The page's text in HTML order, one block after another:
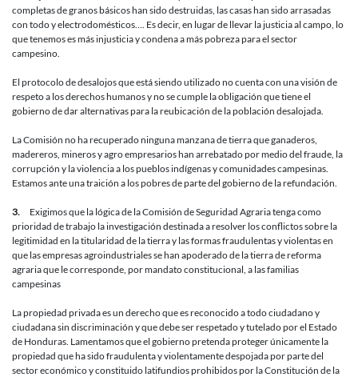
completas de granos básicos han sido destruidas, las casas han sido arrasadas
con todo y electrodomésticos…. Es decir, en lugar de llevar la justicia al campo, lo
que tenemos es más injusticia y condena a más pobreza para el sector
campesino.
El protocolo de desalojos que está siendo utilizado no cuenta con una visión de
respeto a los derechos humanos y no se cumple la obligación que tiene el
gobierno de dar alternativas para la reubicación de la población desalojada.
La Comisión no ha recuperado ninguna manzana de tierra que ganaderos,
madereros, mineros y agro empresarios han arrebatado por medio del fraude, la
corrupción y la violencia a los pueblos indígenas y comunidades campesinas.
Estamos ante una traición a los pobres de parte del gobierno de la refundación.
3. Exigimos que la lógica de la Comisión de Seguridad Agraria tenga como
prioridad de trabajo la investigación destinada a resolver los conflictos sobre la
legitimidad en la titularidad de la tierra y las formas fraudulentas y violentas en
que las empresas agroindustriales se han apoderado de la tierra de reforma
agraria que le corresponde, por mandato constitucional, a las familias
campesinas
La propiedad privada es un derecho que es reconocido a todo ciudadano y
ciudadana sin discriminación y que debe ser respetado y tutelado por el Estado
de Honduras. Lamentamos que el gobierno pretenda proteger únicamente la
propiedad que ha sido fraudulenta y violentamente despojada por parte del
sector económico y constituido latifundios prohibidos por la Constitución de la